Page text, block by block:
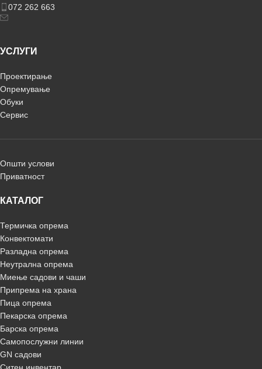
072 262 663
УСЛУГИ
Проектирање
Опремување
Обуки
Сервис
Општи услови
Приватност
КАТАЛОГ
Термичка опрема
Конвектомати
Разладна опрема
Неутрална опрема
Миење садови и чаши
Припрема на храна
Пица опрема
Пекарска опрема
Барска опрема
Самопослужни линии
GN садови